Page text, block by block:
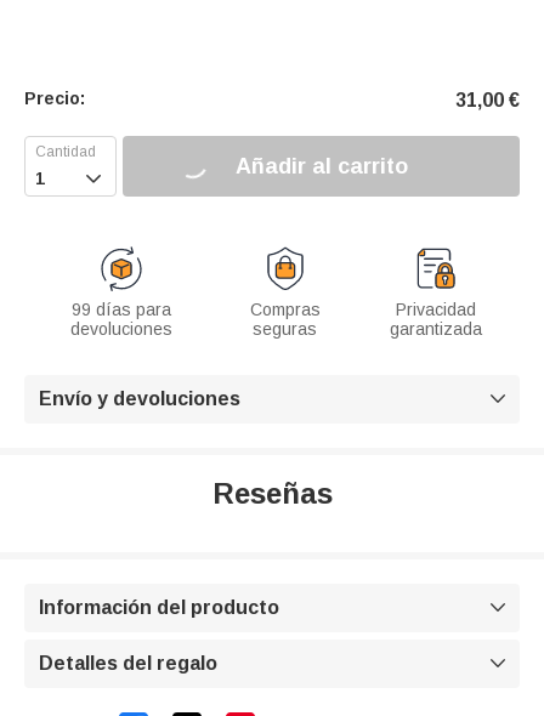
Precio: 31,00 €
 Añadir al carrito
99 días para
devoluciones
Compras
seguras
Privacidad
garantizada
Envío y devoluciones 
Reseñas
Información del producto 
Detalles del regalo 